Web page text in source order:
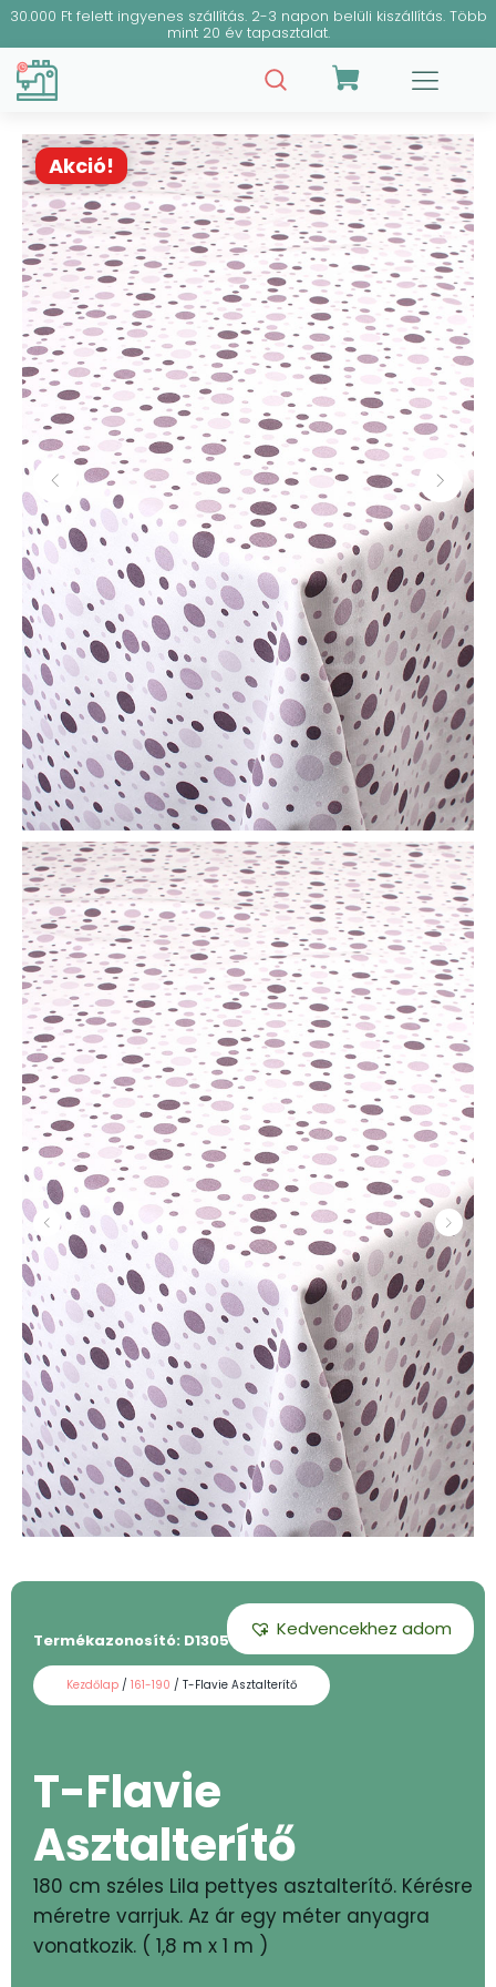
30.000 Ft felett ingyenes szállítás. 2-3 napon belüli kiszállítás. Több
mint 20 év tapasztalat.
Akció!
Kedvencekhez adom
Termékazonosító: D1305 - 180
Kezdőlap / 161-190 / T-Flavie Asztalterítő
T-Flavie
Asztalterítő
180 cm széles Lila pettyes asztalterítő. Kérésre
méretre varrjuk. Az ár egy méter anyagra
vonatkozik. ( 1,8 m x 1 m )